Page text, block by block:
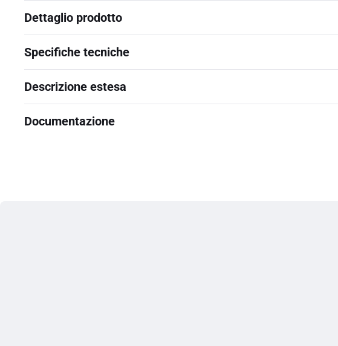
Dettaglio prodotto
Specifiche tecniche
Descrizione estesa
Documentazione